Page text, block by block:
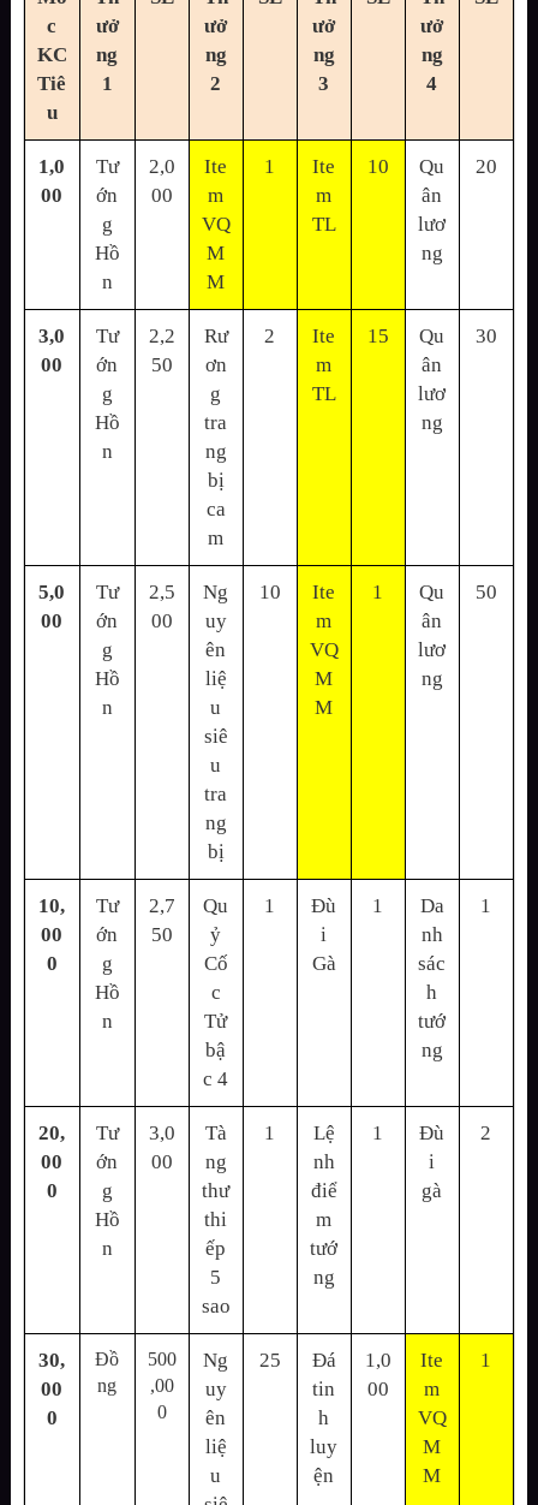
c
KC
Tiê
u
ưở
ng
1
ưở
ng
2
ưở
ng
3
ưở
ng
4
1,0
00
Tư
ớn
g
Hồ
n
2,0
00
Ite
m
VQ
M
M
1
Ite
m
TL
10
Qu
ân
lươ
ng
20
3,0
00
Tư
ớn
g
Hồ
n
2,2
50
Rư
ơn
g
tra
ng
bị
ca
m
2
Ite
m
TL
15
Qu
ân
lươ
ng
30
5,0
00
Tư
ớn
g
Hồ
n
2,5
00
Ng
uy
ên
liệ
u
siê
u
tra
ng
bị
10
Ite
m
VQ
M
M
1
Qu
ân
lươ
ng
50
10,
00
0
Tư
ớn
g
Hồ
n
2,7
50
Qu
ỷ
Cố
c
Tử
bậ
c 4
1
Đù
i
Gà
1
Da
nh
sác
h
tướ
ng
1
20,
00
0
Tư
ớn
g
Hồ
n
3,0
00
Tà
ng
thư
thi
ếp
5
sao
1
Lệ
nh
điể
m
tướ
ng
1
Đù
i
gà
2
30,
00
0
Đồ
ng
500
,00
0
Ng
uy
ên
liệ
u
25
Đá
tin
h
luy
ện
1,0
00
Ite
m
VQ
M
M
1